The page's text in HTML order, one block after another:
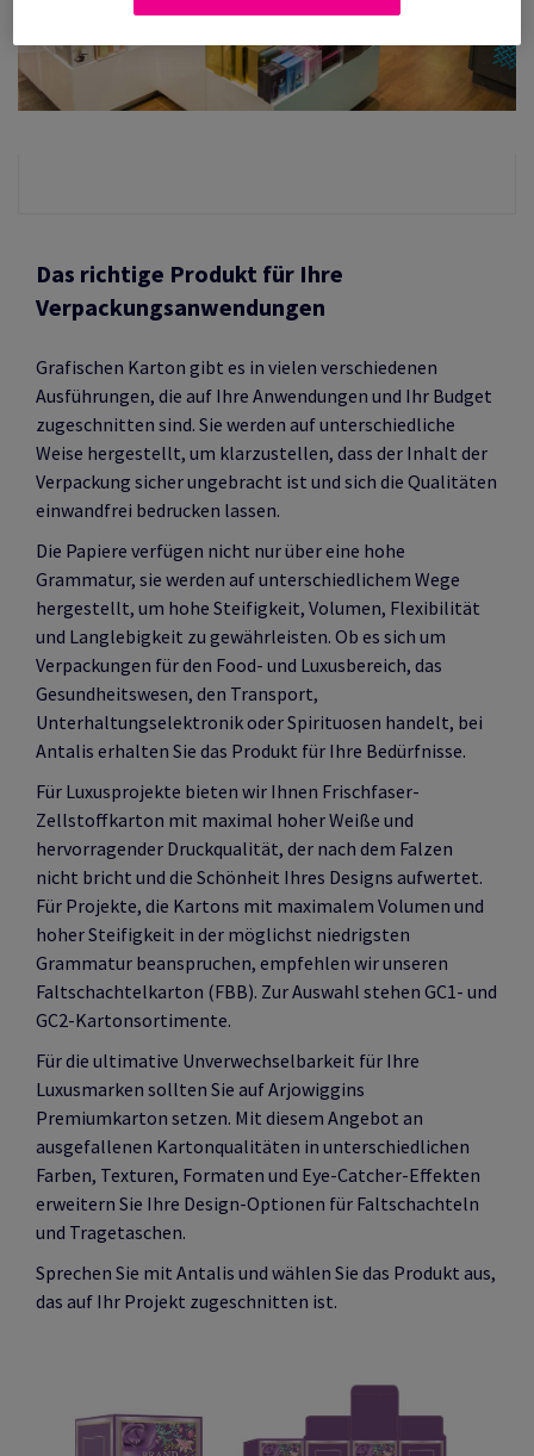
Das richtige Produkt für Ihre
Verpackungsanwendungen
Grafischen Karton gibt es in vielen verschiedenen
Ausführungen, die auf Ihre Anwendungen und Ihr Budget
zugeschnitten sind. Sie werden auf unterschiedliche
Weise hergestellt, um klarzustellen, dass der Inhalt der
Verpackung sicher ungebracht ist und sich die Qualitäten
einwandfrei bedrucken lassen.
Die Papiere verfügen nicht nur über eine hohe
Grammatur, sie werden auf unterschiedlichem Wege
hergestellt, um hohe Steifigkeit, Volumen, Flexibilität
und Langlebigkeit zu gewährleisten. Ob es sich um
Verpackungen für den Food- und Luxusbereich, das
Gesundheitswesen, den Transport,
Unterhaltungselektronik oder Spirituosen handelt, bei
Antalis erhalten Sie das Produkt für Ihre Bedürfnisse.
Für Luxusprojekte bieten wir Ihnen Frischfaser-
Zellstoffkarton mit maximal hoher Weiße und
hervorragender Druckqualität, der nach dem Falzen
nicht bricht und die Schönheit Ihres Designs aufwertet.
Für Projekte, die Kartons mit maximalem Volumen und
hoher Steifigkeit in der möglichst niedrigsten
Grammatur beanspruchen, empfehlen wir unseren
Faltschachtelkarton (FBB). Zur Auswahl stehen GC1- und
GC2-Kartonsortimente.
Für die ultimative Unverwechselbarkeit für Ihre
Luxusmarken sollten Sie auf Arjowiggins
Premiumkarton setzen. Mit diesem Angebot an
ausgefallenen Kartonqualitäten in unterschiedlichen
Farben, Texturen, Formaten und Eye-Catcher-Effekten
erweitern Sie Ihre Design-Optionen für Faltschachteln
und Tragetaschen.
Sprechen Sie mit Antalis und wählen Sie das Produkt aus,
das auf Ihr Projekt zugeschnitten ist.